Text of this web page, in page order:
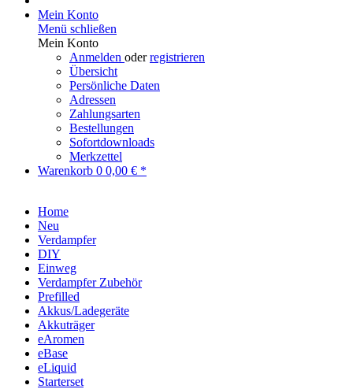
Mein Konto
Menü schließen
Mein Konto
Anmelden oderregistrieren
Übersicht
Persönliche Daten
Adressen
Zahlungsarten
Bestellungen
Sofortdownloads
Merkzettel
Warenkorb 0 0,00 € *
Home
Neu
Verdampfer
DIY
Einweg
Verdampfer Zubehör
Prefilled
Akkus/Ladegeräte
Akkuträger
eAromen
eBase
eLiquid
Starterset